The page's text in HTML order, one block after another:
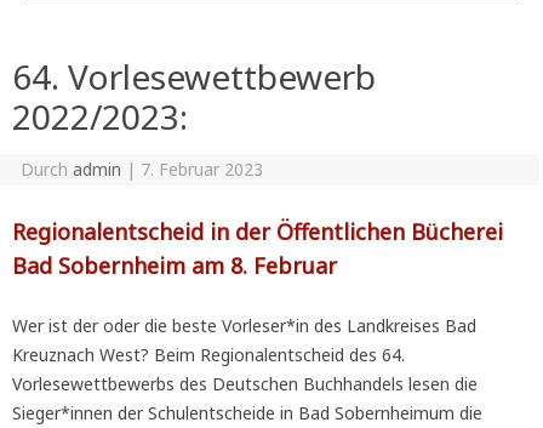
64. Vorlesewettbewerb
2022/2023:
Durch admin | 7. Februar 2023
Regionalentscheid in der Öffentlichen Bücherei
Bad Sobernheim am 8. Februar
Wer ist der oder die beste Vorleser*in des Landkreises Bad
Kreuznach West? Beim Regionalentscheid des 64.
Vorlesewettbewerbs des Deutschen Buchhandels lesen die
Sieger*innen der Schulentscheide in Bad Sobernheimum die